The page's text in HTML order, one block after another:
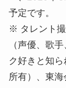
予定です。
※ タレント
（声優、歌
ク好きと知
所有）、東